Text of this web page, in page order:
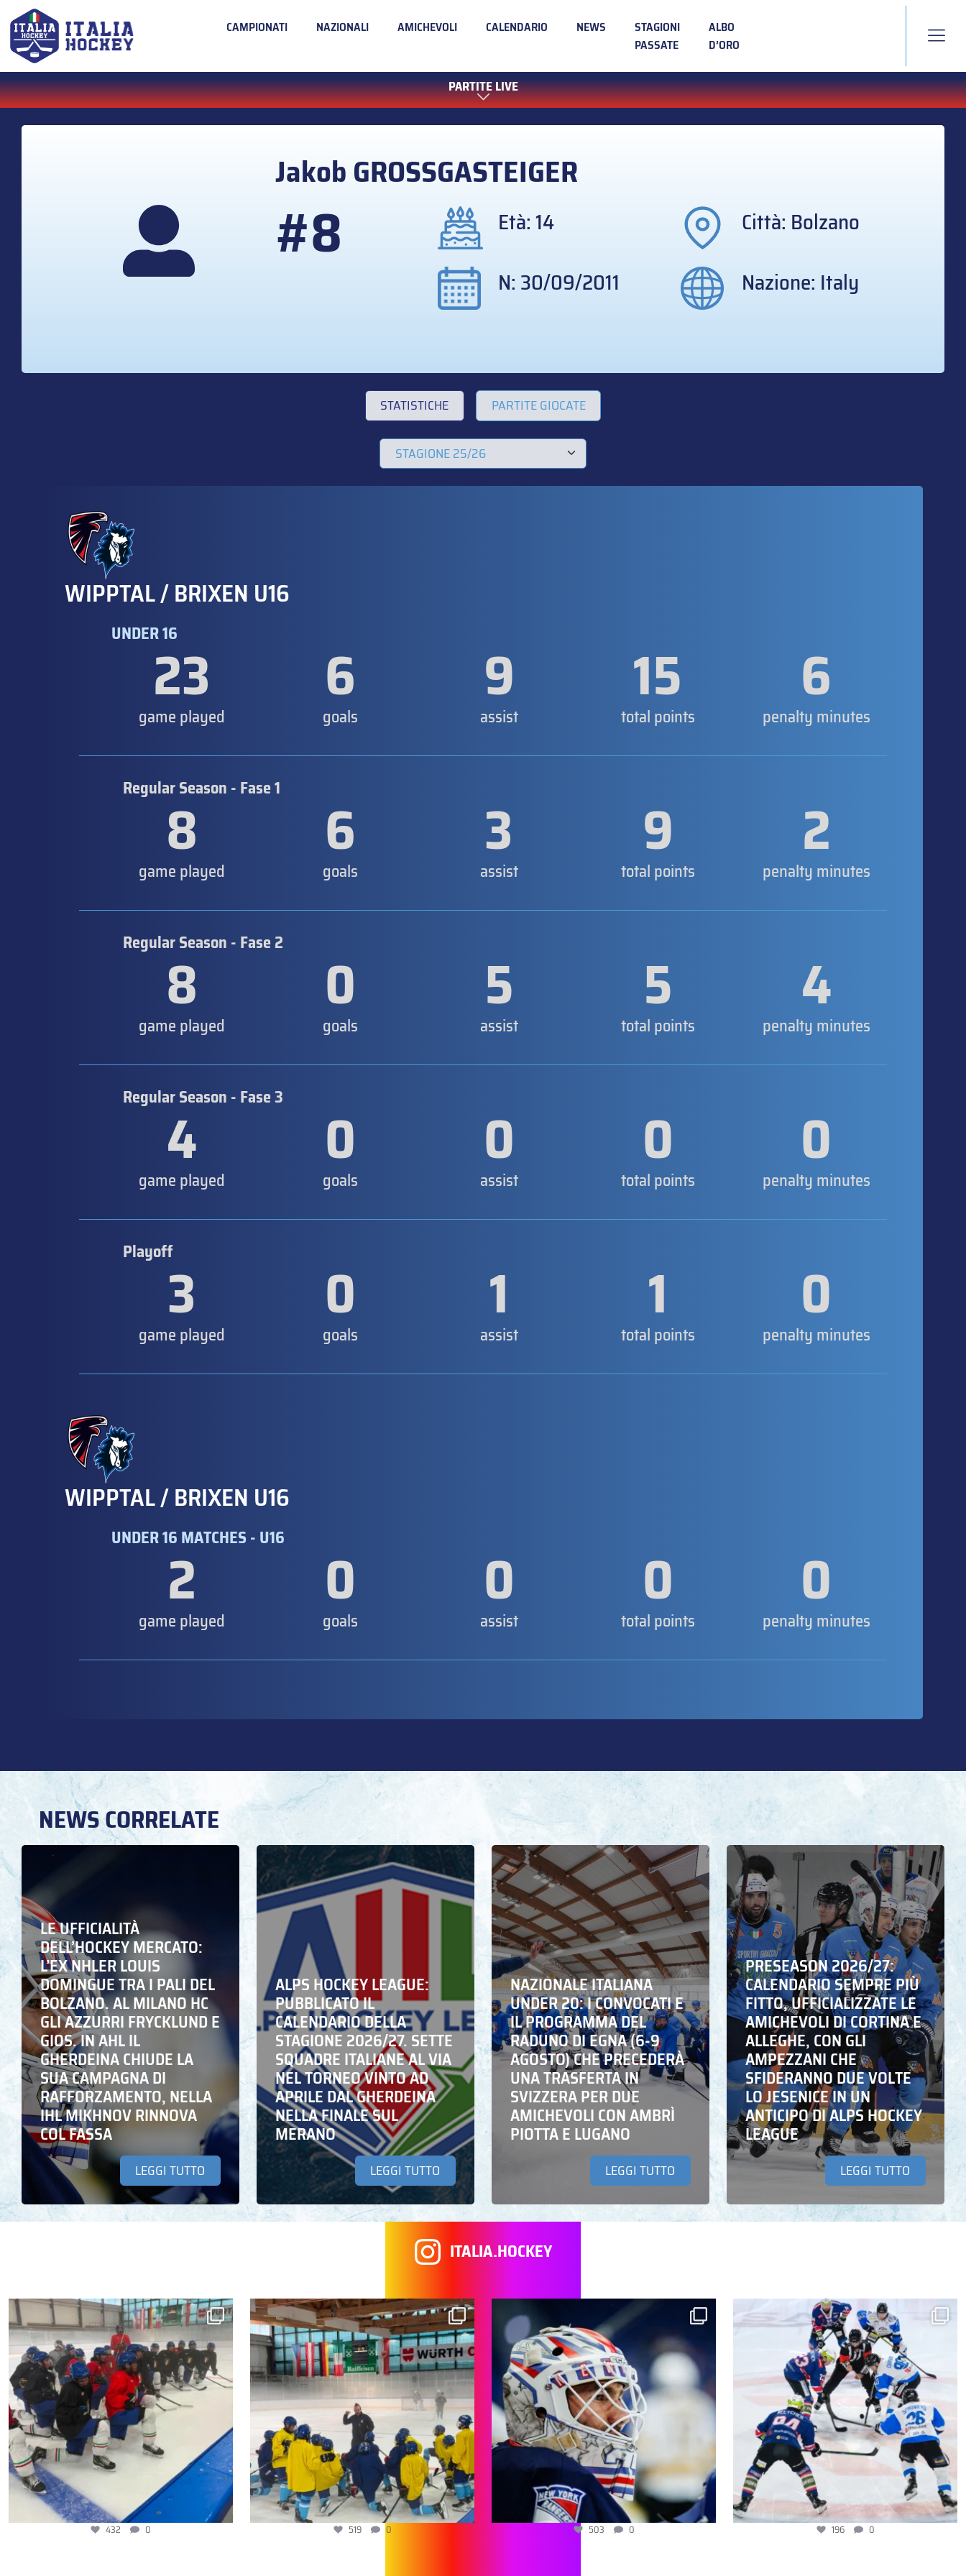
CAMPIONATI NAZIONALI AMICHEVOLI CALENDARIO NEWS
STAGIONI
PASSATE
ALBO
D’ORO
PARTITE LIVE
JakobGROSSGASTEIGER
#8 Età: 14
Città: Bolzano
N: 30/09/2011
Nazione: Italy
STATISTICHE PARTITE GIOCATE
WIPPTAL / BRIXEN U16
UNDER 1623
game played 6
goals 9
assist 15
total points 6
penalty minutes
Regular Season - Fase 1
8
game played 6
goals 3
assist 9
total points 2
penalty minutes
Regular Season - Fase 2
8
game played 0
goals 5
assist 5
total points 4
penalty minutes
Regular Season - Fase 3
4
game played 0
goals 0
assist 0
total points 0
penalty minutes
Playoff3
game played 0
goals 1
assist 1
total points 0
penalty minutes
WIPPTAL / BRIXEN U16
UNDER 16 MATCHES - U16
2
game played 0
goals 0
assist 0
total points 0
penalty minutes
NEWS CORRELATE
LE UFFICIALITÀ
DELL’HOCKEY MERCATO:
L’EX NHLER LOUIS
DOMINGUE TRA I PALI DEL
BOLZANO. AL MILANO HC
GLI AZZURRI FRYCKLUND E
GIOS. IN AHL IL
GHERDEINA CHIUDE LA
SUA CAMPAGNA DI
RAFFORZAMENTO, NELLA
IHL MIKHNOV RINNOVA
COL FASSA
LEGGI TUTTO
ALPS HOCKEY LEAGUE:
PUBBLICATO IL
CALENDARIO DELLA
STAGIONE 2026/27. SETTE
SQUADRE ITALIANE AL VIA
NEL TORNEO VINTO AD
APRILE DAL GHERDEINA
NELLA FINALE SUL
MERANO
LEGGI TUTTO
NAZIONALE ITALIANA
UNDER 20: I CONVOCATI E
IL PROGRAMMA DEL
RADUNO DI EGNA (6-9
AGOSTO) CHE PRECEDERÀ
UNA TRASFERTA IN
SVIZZERA PER DUE
AMICHEVOLI CON AMBRÌ
PIOTTA E LUGANO
LEGGI TUTTO
PRESEASON 2026/27:
CALENDARIO SEMPRE PIÙ
FITTO, UFFICIALIZZATE LE
AMICHEVOLI DI CORTINA E
ALLEGHE, CON GLI
AMPEZZANI CHE
SFIDERANNO DUE VOLTE
LO JESENICE IN UN
ANTICIPO DI ALPS HOCKEY
LEAGUE
LEGGI TUTTO
ITALIA.HOCKEY
432 0 519 0 503 0 196 0